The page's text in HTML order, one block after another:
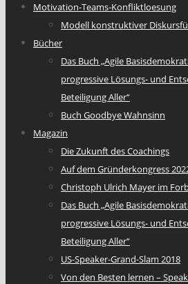
Motivation-Teams-Konfliktloesung
Modell konstruktiver
Bücher
Das Buch „Agile
progressive Lösungs- und
Beteiligung Aller“
Buch Goodbye Wahnsinn
Magazin
Die Zukunft des Coachings
Auf dem Gründerkongress
Christoph Ulrich Mayer im
Das Buch „Agile
progressive Lösungs- und
Beteiligung Aller“
US-Speaker-Grand-Slam 2018
Von den Besten lernen –